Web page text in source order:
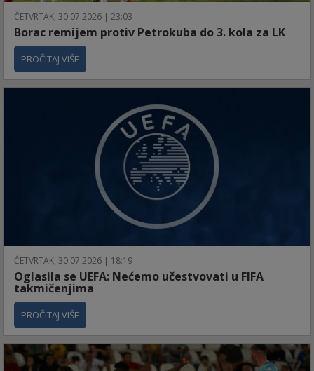
ČETVRTAK, 30.07.2026 | 23:03
Borac remijem protiv Petrokuba do 3. kola za LK
PROČITAJ VIŠE
ČETVRTAK, 30.07.2026 | 18:19
Oglasila se UEFA: Nećemo učestvovati u FIFA
takmičenjima
PROČITAJ VIŠE